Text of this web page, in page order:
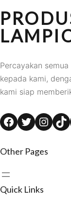
Percayakan
kepada kami,
kami siap
Facebook Twitter Instagram TikTok
Other Pages
Quick Links